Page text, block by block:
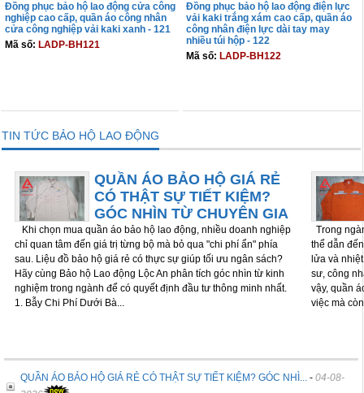
Đồng phục bảo hộ lao động cửa công
nghiệp cao cấp, quần áo công nhân
cửa công nghiệp vải kaki xanh - 121
Mã số: LADP-BH121
Đồng phục bảo hộ lao động điện lực
vải kaki trắng xám cao cấp, quần áo
công nhân điện lực dài tay may
nhiều túi hộp - 122
Mã số: LADP-BH122
TIN TỨC BẢO HỘ LAO ĐỘNG
QUẦN ÁO BẢO HỘ GIÁ RẺ
CÓ THẬT SỰ TIẾT KIỆM?
GÓC NHÌN TỪ CHUYÊN GIA
Khi chọn mua quần áo bảo hộ lao động, nhiều doanh nghiệp
chỉ quan tâm đến giá trị từng bộ mà bỏ qua "chi phí ẩn" phía
sau. Liệu đồ bảo hộ giá rẻ có thực sự giúp tối ưu ngân sách?
Hãy cùng Bảo hộ Lao động Lộc An phân tích góc nhìn từ kinh
nghiệm trong ngành để có quyết định đầu tư thông minh nhất.
1. Bẫy Chi Phí Dưới Bà...
Trong
thể dẫn
lửa và
sư, công
vậy, quần
việc mà
QUẦN ÁO BẢO HỘ GIÁ RẺ CÓ THẬT SỰ TIẾT KIỆM? GÓC NHÌ... - 04-08-